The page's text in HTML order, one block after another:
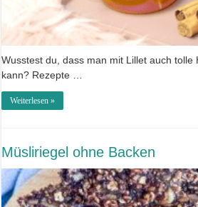
Wusstest du, dass man mit Lillet auch tolle
kann? Rezepte …
Weiterlesen »
Müsliriegel ohne Backen